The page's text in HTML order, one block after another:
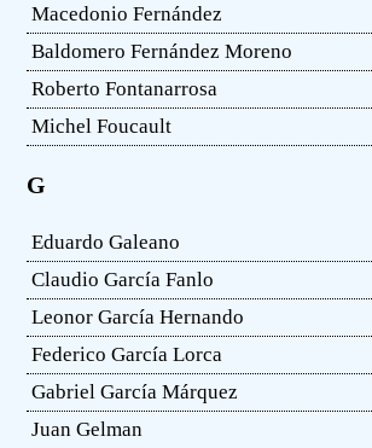
Macedonio Fernández
Baldomero Fernández Moreno
Roberto Fontanarrosa
Michel Foucault
G
Eduardo Galeano
Claudio García Fanlo
Leonor García Hernando
Federico García Lorca
Gabriel García Márquez
Juan Gelman